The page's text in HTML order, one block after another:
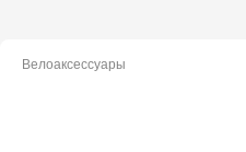
Велоаксессуары